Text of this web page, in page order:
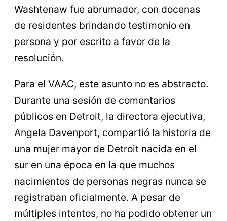
Washtenaw fue abrumador, con docenas
de residentes brindando testimonio en
persona y por escrito a favor de la
resolución.
Para el VAAC, este asunto no es abstracto.
Durante una sesión de comentarios
públicos en Detroit, la directora ejecutiva,
Angela Davenport, compartió la historia de
una mujer mayor de Detroit nacida en el
sur en una época en la que muchos
nacimientos de personas negras nunca se
registraban oficialmente. A pesar de
múltiples intentos, no ha podido obtener un